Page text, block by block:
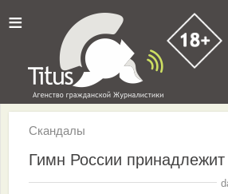
≡
Скандалы
Гимн России